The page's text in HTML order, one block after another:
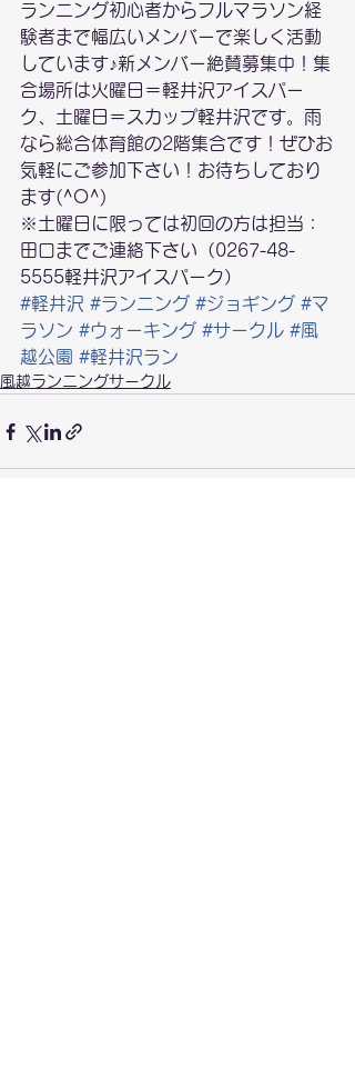
ランニング初心者からフルマラソン経
験者まで幅広いメンバーで楽しく活動
しています♪新メンバー絶賛募集中！集
合場所は火曜日＝軽井沢アイスパー
ク、土曜日＝スカップ軽井沢です。雨
なら総合体育館の2階集合です！ぜひお
気軽にご参加下さい！お待ちしており
ます(^O^)
※土曜日に限っては初回の方は担当：
田口までご連絡下さい（0267-48-
5555軽井沢アイスパーク）
#軽井沢 #ランニング #ジョギング #マ
ラソン #ウォーキング #サークル #風
越公園 #軽井沢ラン
風越ランニングサークル